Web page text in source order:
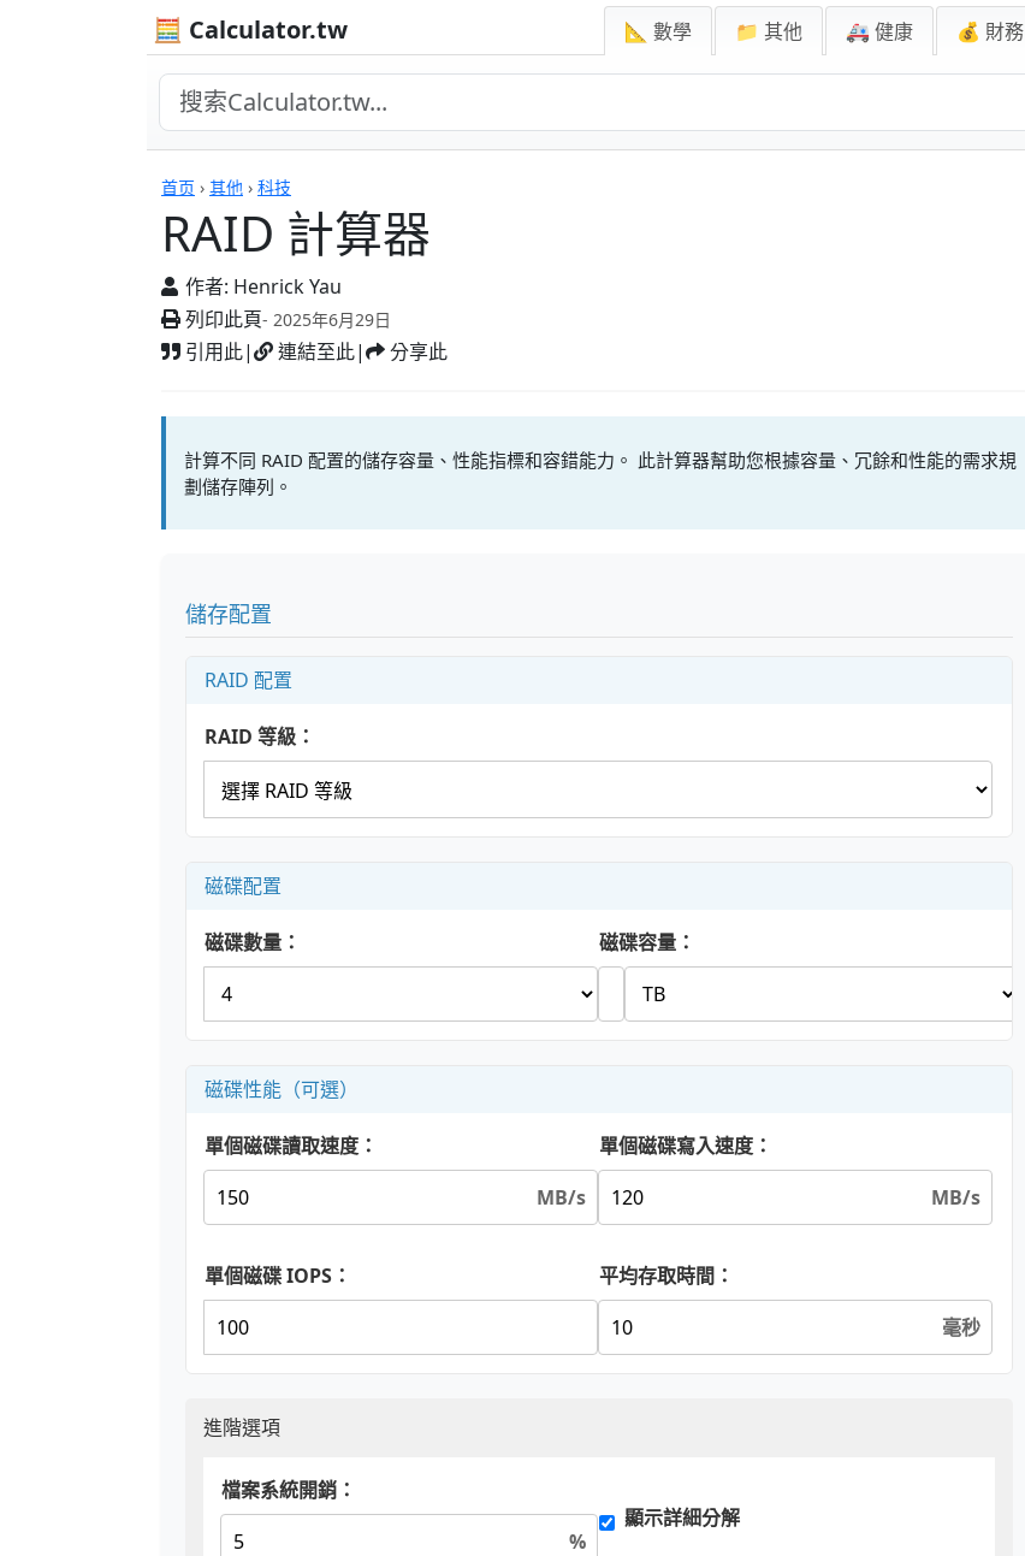
🧮 Calculator.tw 📐 數學 📁 其他 🚑 健康 💰 財務
首页 › 其他 › 科技
RAID 計算器
作者: Henrick Yau
列印此頁- 2025年6月29日
引用此| 連結至此| 分享此
RAID 計算器
計算不同 RAID 配置的儲存容量、性能指標和容錯能力。 此計算器幫助您根據容量、冗餘和性能的需求規
劃儲存陣列。
儲存配置
RAID 配置
RAID 等級：
磁碟配置
磁碟數量： 磁碟容量：
磁碟性能（可選）
單個磁碟讀取速度：
MB/s
單個磁碟寫入速度：
MB/s
單個磁碟 IOPS：
平均存取時間：
毫秒
進階選項
檔案系統開銷：
%
顯示詳細分解